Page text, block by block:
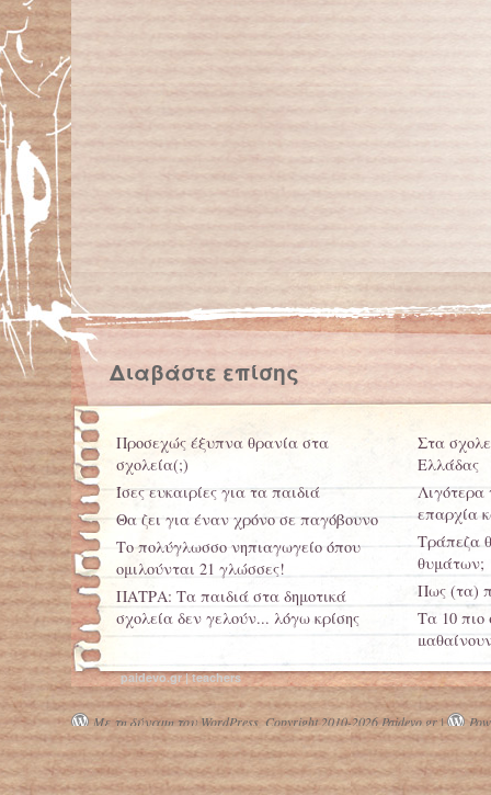
Διαβάστε επίσης
Προσεχώς έξυπνα θρανία στα
σχολεία(;)
Ίσες ευκαιρίες για τα παιδιά
Θα ζει για έναν χρόνο σε παγόβουνο
Το πολύγλωσσο νηπιαγωγείο όπου
ομιλούνται 21 γλώσσες!
ΠΑΤΡΑ: Τα παιδιά στα δημοτικά
σχολεία δεν γελούν... λόγω κρίσης
Στα
Ελλάδας
Λιγότερα
επαρχία
Τράπεζα
θυμάτων;
Πως (τα)
Τα 10
paidevo.gr | teachers
Με τη δύναμη του WordPress. Copyright 2010-2026 Paidevo.gr |